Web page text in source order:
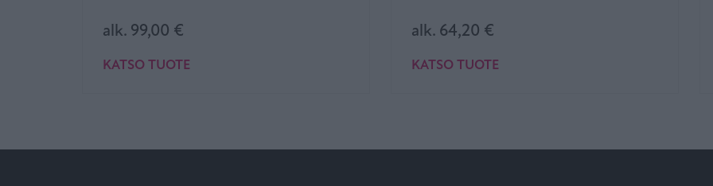
alk. 99,00 €
KATSO TUOTE
alk. 64,20 €
KATSO TUOTE